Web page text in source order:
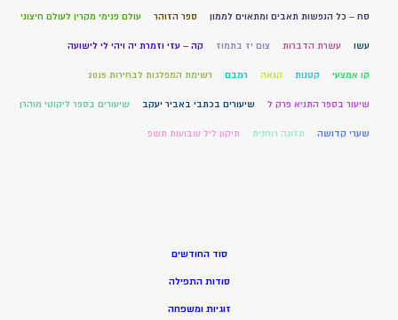
סח – כל הנפשות תאבים ומתאוים לממון ספר הזוהר עולם פנימי מקרין לעולם חיצוני
עשו עשרת הדברות צום יז בתמוז קה – עזי וזמרת יה ויהי לי לישועה
קו אמצעי קטנות קנאה רמבם רשימת המפלגות לבחירות 2015
שיעור בספר התניא פרק ל שיעורים בכתבי באביר יעקב שיעורים בספר ליקוטי מוהרן
שערי קדושה תזונה רוחנית תיקון ליל שבועות תשפ
סוד החודשים
סודות התפילה
זוגיות ומשפחה